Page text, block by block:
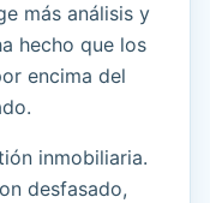
más análisis y
hecho que los
encima del
inmobiliaria.
desfasado,